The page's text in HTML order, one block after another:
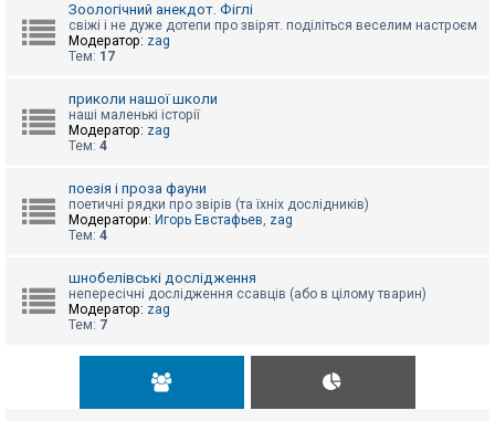
Зоологічний анекдот. Фіглі
свіжі і не дуже дотепи про звірят. поділіться веселим настроєм
Модератор: zag
Тем: 17
приколи нашої школи
наші маленькі історії
Модератор: zag
Тем: 4
поезія і проза фауни
поетичні рядки про звірів (та їхніх дослідників)
Модератори: Игорь Евстафьев, zag
Тем: 4
шнобелівські дослідження
непересічні дослідження ссавців (або в цілому тварин)
Модератор: zag
Тем: 7